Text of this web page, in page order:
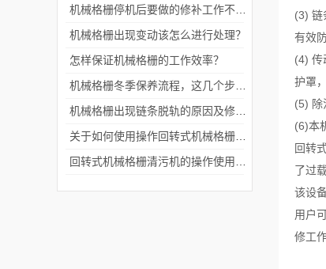
(3) 链
有效
(4) 传
护罩
(5) 除
(6)本
回转
了过
该设
用户
修工
机械格栅出现变动该怎么进行处理？
怎样保证机械格栅的工作效率？